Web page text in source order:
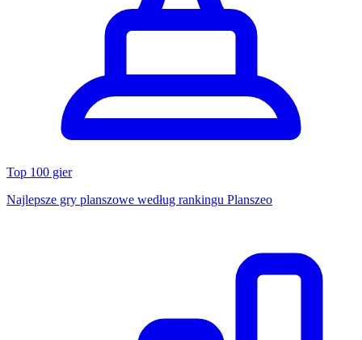
Top 100 gier
Najlepsze gry planszowe według rankingu Planszeo